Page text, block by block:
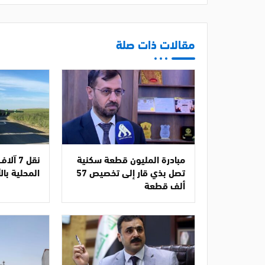
مقالات ذات صلة
مبادرة المليون قطعة سكنية
تصل بذي قار إلى تخصيص 57
ألف قطعة
نقل
المحلية